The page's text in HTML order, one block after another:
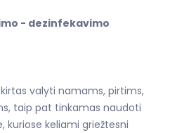
- dezinfekavimo
valyti namams, pirtims,
taip pat tinkamas naudoti
kuriose keliami griežtesni